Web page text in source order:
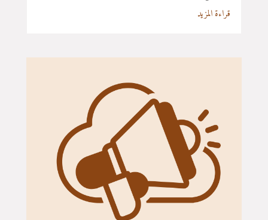
قراءة المزيد